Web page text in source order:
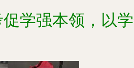
学强本领，以